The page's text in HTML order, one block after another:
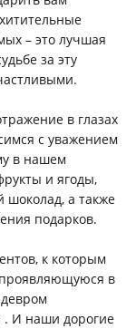
– это лучшая
за эту
в глазах
с уважением
в нашем
и ягоды,
шоколад, а также
подарков.
к которым
в
. И наши дорогие